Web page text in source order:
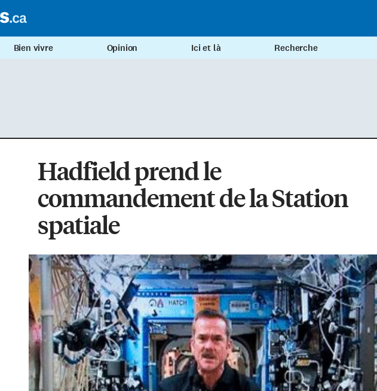
Bien vivre Opinion Ici et là Recherche
Hadfield prend le
commandement de la Station
spatiale